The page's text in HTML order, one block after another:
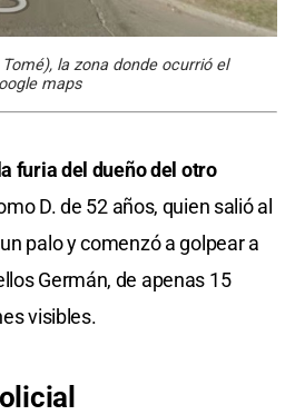
la zona donde ocurrió el
maps
furia del dueño del otro
D. de 52 años, quien salió al
palo y comenzó a golpear a
Germán, de apenas 15
visibles.